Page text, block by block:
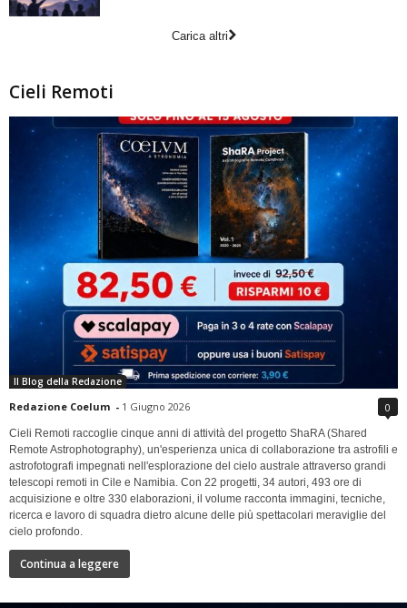
Carica altri
Cieli Remoti
Il Blog della Redazione
Redazione Coelum - 1 Giugno 2026 0
Cieli Remoti raccoglie cinque anni di attività del progetto ShaRA (Shared
Remote Astrophotography), un'esperienza unica di collaborazione tra astrofili e
astrofotografi impegnati nell'esplorazione del cielo australe attraverso grandi
telescopi remoti in Cile e Namibia. Con 22 progetti, 34 autori, 493 ore di
acquisizione e oltre 330 elaborazioni, il volume racconta immagini, tecniche,
ricerca e lavoro di squadra dietro alcune delle più spettacolari meraviglie del
cielo profondo.
Continua a leggere